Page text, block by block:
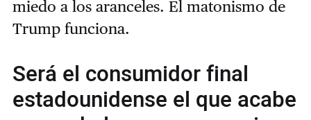
miedo a los aranceles. El matonismo de
Trump funciona.
Será el consumidor final
estadounidense el que acabe